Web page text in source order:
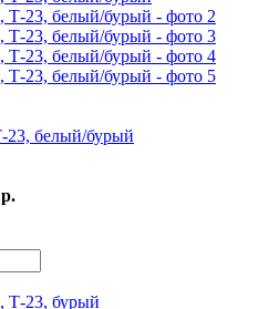
23, белый/бурый